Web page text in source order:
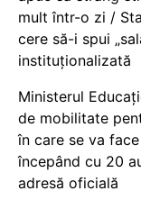
mult într-o zi /
cere să-i spui
instituționalizată
Ministerul
de mobilitate
în care se va
începând cu 20
adresă oficială